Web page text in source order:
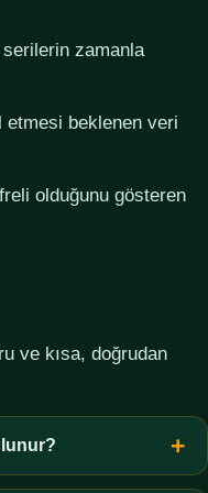
zamanla
etmesi beklenen veri
olduğunu gösteren
ve kısa, doğrudan
açıklamaları, veri